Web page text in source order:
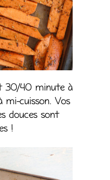
30/40 minute à
mi-cuisson. Vos
douces sont
!